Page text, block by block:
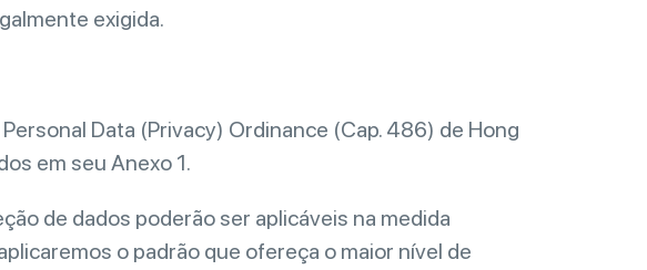
exigida.
Data (Privacy) Ordinance (Cap. 486) de Hong
em seu Anexo 1.
de dados poderão ser aplicáveis na medida
o padrão que ofereça o maior nível de